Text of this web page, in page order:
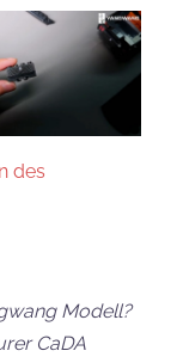
des
Modell?
CaDA